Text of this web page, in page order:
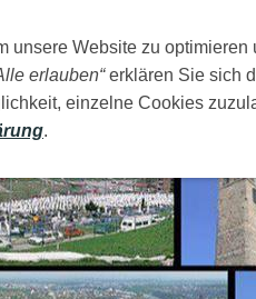
FAMILIJA MOJI GRADOVI
unsere Website zu
erlauben“erklären Sie sich
einzelne Cookies
.